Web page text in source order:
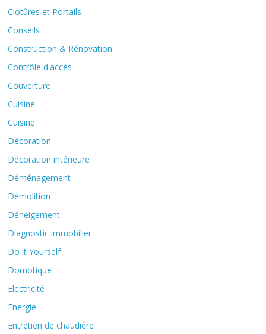
Clotûres et Portails
Conseils
Construction & Rénovation
Contrôle d'accès
Couverture
Cuisine
Cuisine
Décoration
Décoration intérieure
Déménagement
Démolition
Déneigement
Diagnostic immobilier
Do it Yourself
Domotique
Electricité
Energie
Entretien de chaudière